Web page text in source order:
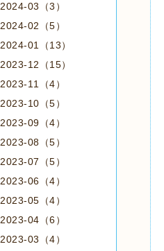
2024-03（3）
2024-02（5）
2024-01（13）
2023-12（15）
2023-11（4）
2023-10（5）
2023-09（4）
2023-08（5）
2023-07（5）
2023-06（4）
2023-05（4）
2023-04（6）
2023-03（4）